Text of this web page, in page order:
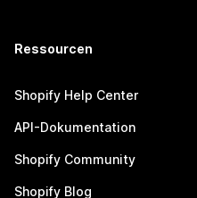
Ressourcen
Shopify Help Center
API-Dokumentation
Shopify Community
Shopify Blog